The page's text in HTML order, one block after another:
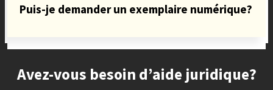
Puis-je demander un exemplaire numérique?
Site footer
Avez-vous besoin d’aide juridique?